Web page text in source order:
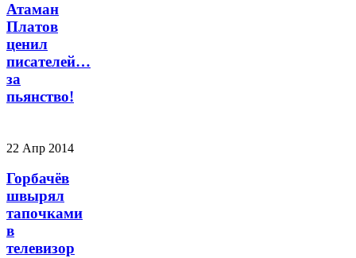
Атаман
Платов
ценил
писателей…
за
пьянство!
22 Апр 2014
Горбачёв
швырял
тапочками
в
телевизор